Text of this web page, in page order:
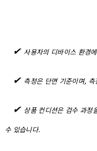
✔︎ 사용자의 디바이스 환경
✔︎ 측정은 단면 기준이며,
✔︎ 상품 컨디션은 검수 과정
수 있습니다.